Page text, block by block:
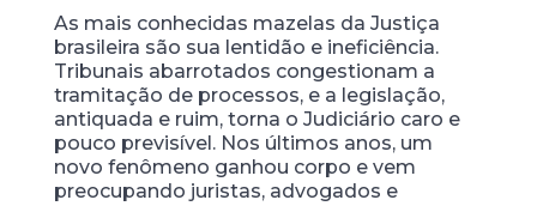
As mais conhecidas mazelas da Justiça
brasileira são sua lentidão e ineficiência.
Tribunais abarrotados congestionam a
tramitação de processos, e a legislação,
antiquada e ruim, torna o Judiciário caro e
pouco previsível. Nos últimos anos, um
novo fenômeno ganhou corpo e vem
preocupando juristas, advogados e